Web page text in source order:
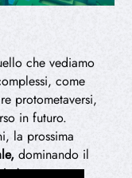
che vediamo
come
protometaversi,
in futuro.
la prossima
dominando il